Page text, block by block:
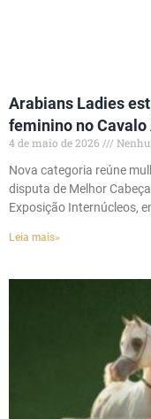
Arabians Ladies
feminino no Cavalo
4 de maio de 2026
Nova categoria reúne
disputa de Melhor
Exposição Internúcleos,
Leia mais»